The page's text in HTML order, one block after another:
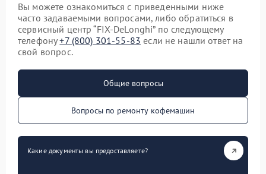
Вы можете ознакомиться с приведенными ниже
часто задаваемыми вопросами, либо обратиться в
сервисный центр “FIX-DeLonghi” по следующему
телефону+7 (800) 301-55-83 если не нашли ответ на
свой вопрос.
Общие вопросы
Вопросы по ремонту кофемашин
Какие документы вы предоставляете?